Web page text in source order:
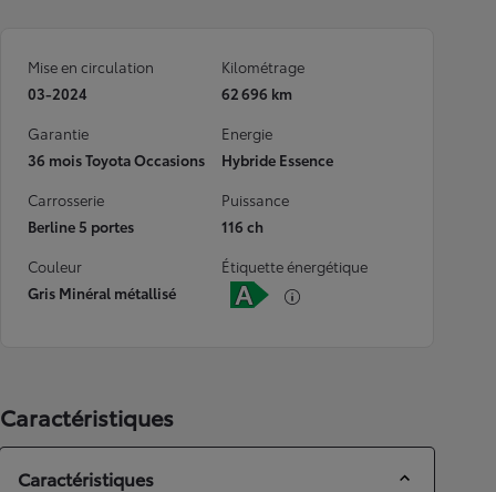
Mise en circulation
03-2024
Kilométrage
62 696 km
Garantie
36 mois Toyota Occasions
Energie
Hybride Essence
Carrosserie
Berline 5 portes
Puissance
116 ch
Couleur
Gris Minéral métallisé
Étiquette énergétique
Caractéristiques
Caractéristiques